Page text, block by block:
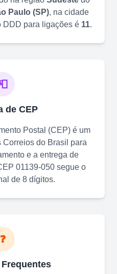
Paulo(SP), na cidade
DDD para ligações é 11.
de CEP
Postal (CEP) é um
do Brasil para
e a entrega de
01139-050 segue o
de 8 dígitos.
❓